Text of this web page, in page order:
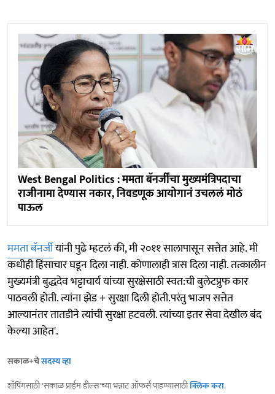
West Bengal Politics : ममता बॅनर्जींचा मुख्यमंत्रि‍पदाचा
राजीनामा देण्यास नकार, निवडणूक आयोगानं उचललं मोठं
पाऊल
ममता बॅनर्जीयांनी पुढे म्हटलं की, मी २०११ सालापासून सत्तेत आहे. मी
कधीही हिंसाचार घडून दिला नाही. कोणालाही त्रास दिला नाही. तत्कालीन
मुख्यमंत्री बुद्धदेव भट्टाचार्य यांच्या सुरक्षेसाठी स्वत:ची बुलेटप्रुफ कार
पाठवली होती. त्यांना झेड + सुरक्षा दिली होती.परंतु भाजप सत्तेत
आल्यानंतर तातडीने त्यांची सुरक्षा हटवली. त्यांच्या इतर सेवा देखील बंद
केल्या आहेत'.
सकाळ+चेसदस्य व्हा
शॉपिंगसाठी 'सकाळ प्राईम डील्स'च्या भन्नाट ऑफर्स पाहण्यासाठीक्लिक करा.